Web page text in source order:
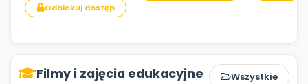
Odblokuj dostęp
Filmy i zajęcia edukacyjne Wszystkie